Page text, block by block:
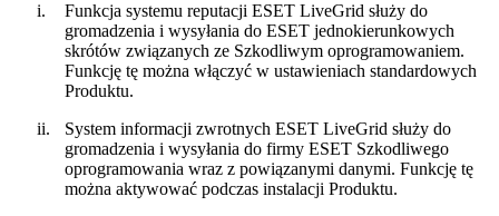
i.
Funkcja systemu reputacji ESET LiveGrid służy do
gromadzenia i wysyłania do ESET jednokierunkowych
skrótów związanych ze Szkodliwym oprogramowaniem.
Funkcję tę można włączyć w ustawieniach standardowych
Produktu.
ii.
System informacji zwrotnych ESET LiveGrid służy do
gromadzenia i wysyłania do firmy ESET Szkodliwego
oprogramowania wraz z powiązanymi danymi. Funkcję tę
można aktywować podczas instalacji Produktu.